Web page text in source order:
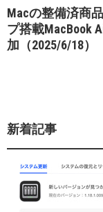
Macの整備済商
プ搭載MacBook
加（2025/6/18）
新着記事